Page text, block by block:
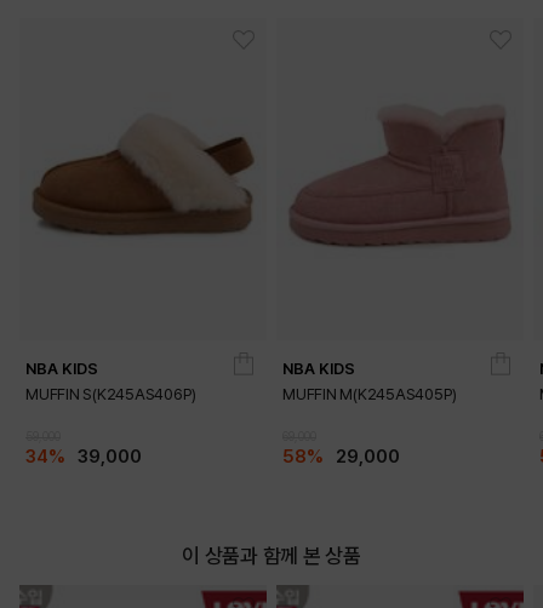
NBA KIDS
MUFFIN S(K245AS406P)
34% 39,000
NBA KIDS
MUFFIN M(K245AS405P)
58% 29,000
이 상품과 함께 본 상품